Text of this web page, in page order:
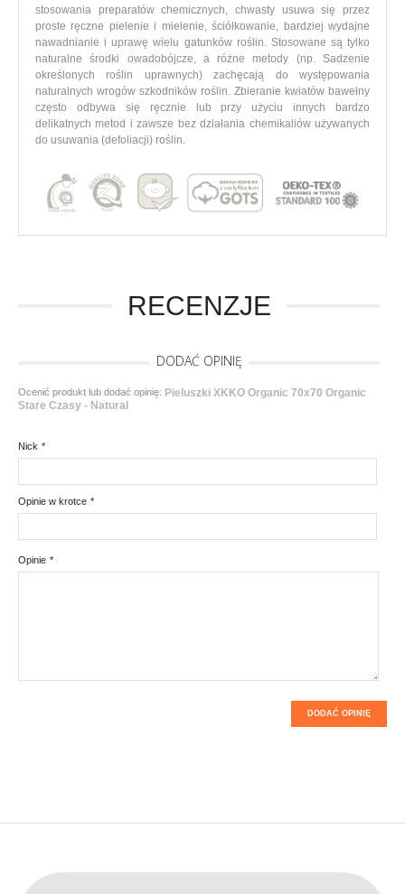
stosowania preparatów chemicznych, chwasty usuwa się przez
proste ręczne pielenie i mielenie, ściółkowanie, bardziej wydajne
nawadnianie i uprawę wielu gatunków roślin. Stosowane są tylko
naturalne środki owadobójcze, a różne metody (np. Sadzenie
określonych roślin uprawnych) zachęcają do występowania
naturalnych wrogów szkodników roślin. Zbieranie kwiatów bawełny
często odbywa się ręcznie lub przy użyciu innych bardzo
delikatnych metod i zawsze bez działania chemikaliów używanych
do usuwania (defoliacji) roślin.
RECENZJE
DODAĆ OPINIĘ
Ocenić produkt lub dodać opinię: Pieluszki XKKO Organic 70x70 Organic
Stare Czasy - Natural
*
Nick
*
Opinie w krotce
*
Opinie
DODAĆ OPINIĘ